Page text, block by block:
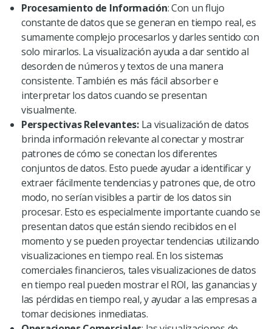
Procesamiento de Información: Con un flujo
constante de datos que se generan en tiempo real, es
sumamente complejo procesarlos y darles sentido con
solo mirarlos. La visualización ayuda a dar sentido al
desorden de números y textos de una manera
consistente. También es más fácil absorber e
interpretar los datos cuando se presentan
visualmente.
Perspectivas Relevantes:La visualización de datos
brinda información relevante al conectar y mostrar
patrones de cómo se conectan los diferentes
conjuntos de datos. Esto puede ayudar a identificar y
extraer fácilmente tendencias y patrones que, de otro
modo, no serían visibles a partir de los datos sin
procesar. Esto es especialmente importante cuando se
presentan datos que están siendo recibidos en el
momento y se pueden proyectar tendencias utilizando
visualizaciones en tiempo real. En los sistemas
comerciales financieros, tales visualizaciones de datos
en tiempo real pueden mostrar el ROI, las ganancias y
las pérdidas en tiempo real, y ayudar a las empresas a
tomar decisiones inmediatas.